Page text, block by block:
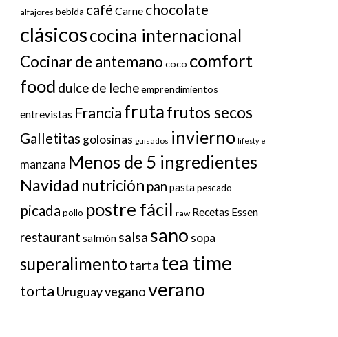
alfajores bebida café Carne chocolate
clásicoscocina internacional
Cocinar de antemano coco comfort
food dulce de lecheemprendimientos
entrevistas Franciafrutafrutos secos
Galletitas golosinas guisados invierno lifestyle
manzana Menos de 5 ingredientes
Navidad nutrición pan pastapescado
picada pollo postre fácil raw Recetas Essen
restaurant salmón salsasano sopa
superalimento tarta tea time
torta Uruguayveganoverano